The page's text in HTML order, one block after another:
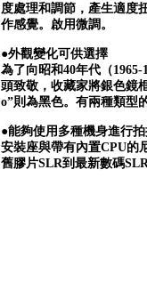
度處理和調節，產生適度
作感覺。啟用微調。
●外觀變化可供選擇
為了向昭和40年代（
頭致敬，收藏家將銀色鏡
o”則為黑色。有兩種類型
●能夠使用多種機身進行
安裝座與帶有內置CPU的
舊膠片SLR到最新數碼